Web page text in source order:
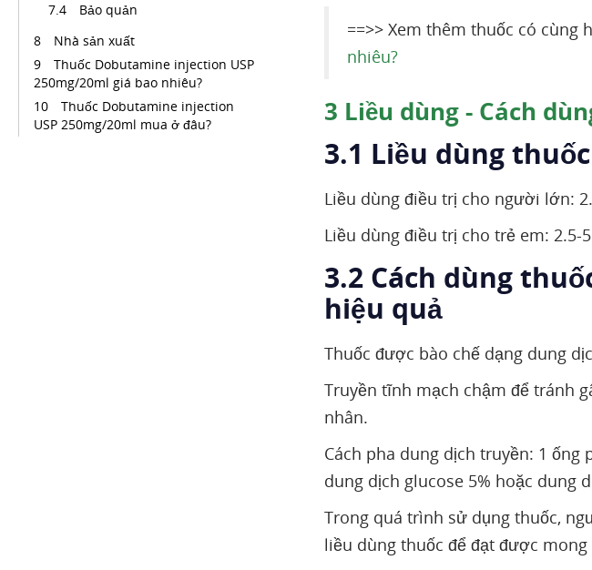
Bảo quản
Nhà sản xuất
Thuốc Dobutamine injection USP
250mg/20ml giá bao nhiêu?
Thuốc Dobutamine injection
USP 250mg/20ml mua ở đâu?
==>> Xem thêm thuốc có cùng
nhiêu?
3 Liều dùng - Cách
3.1 Liều dùng
Liều dùng điều trị cho người lớn:
Liều dùng điều trị cho trẻ em: 2.5-
3.2 Cách dùng
hiệu quả
Thuốc được bào chế dạng dung
Truyền tĩnh mạch chậm để tránh
nhân.
Cách pha dung dịch truyền: 1 ống
dung dịch glucose 5% hoặc dung
Trong quá trình sử dụng thuốc,
liều dùng thuốc để đạt được